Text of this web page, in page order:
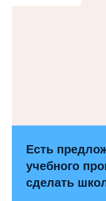
Есть
учебного
сделать